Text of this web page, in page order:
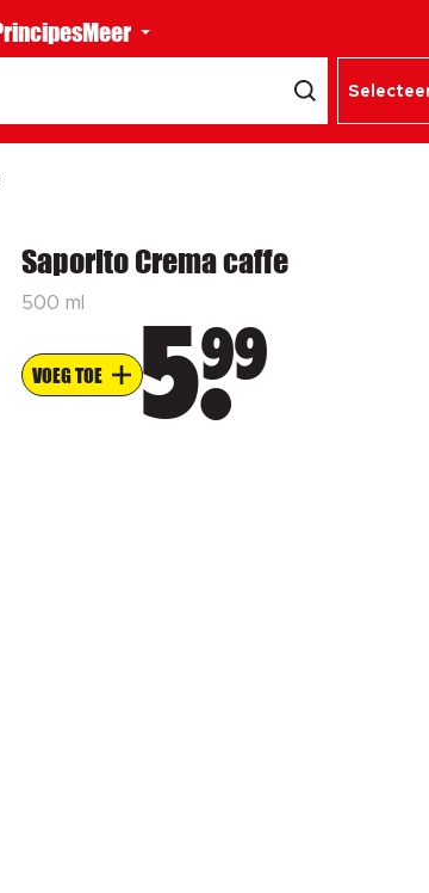
Meer
Saporito Crema caffe
500 ml
VOEG TOE 599